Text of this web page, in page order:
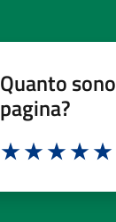
Quanto
pagina?